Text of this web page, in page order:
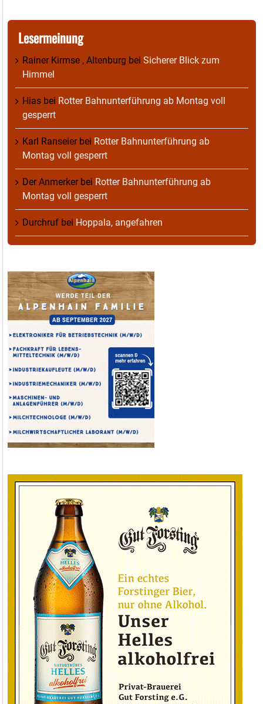
Lesermeinung
Rainer Kirmse , Altenburg bei Sicherer Blick zum
Himmel
Hias bei Rotter Bahnunterführung ab Montag voll
gesperrt
Karl Ranseierbei Rotter Bahnunterführung ab
Montag voll gesperrt
Der Anmerkerbei Rotter Bahnunterführung ab
Montag voll gesperrt
Durchruf bei Hoppala, angefahren